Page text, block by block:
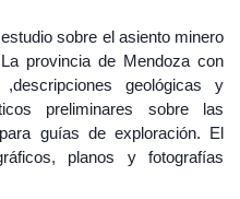
sobre el asiento minero
provincia de Mendoza con
geológicas y
preliminares sobre las
guías de exploración. El
planos y fotografías